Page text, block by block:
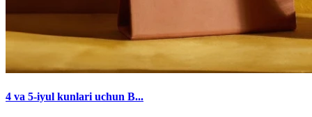
4 va 5-iyul kunlari uchun B...